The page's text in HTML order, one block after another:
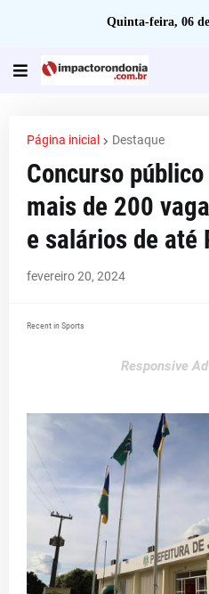
Quinta-feira, 06
Página inicial Destaque
Concurso
mais de 200
e salários de até
fevereiro 20, 2024
Recent in Sports
Responsive